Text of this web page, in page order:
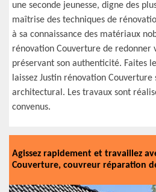
une seconde jeunesse, digne des
maîtrise des techniques de
à sa connaissance des matériaux
rénovation Couverture de
préservant son authenticité. Faites
laissez Justin rénovation
architectural. Les travaux sont
convenus.
Agissez rapidement et travaillez
Couverture, couvreur réparation